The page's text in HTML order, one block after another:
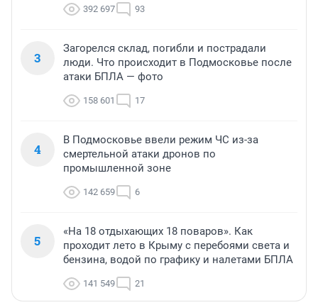
392 697 93
3
Загорелся склад, погибли и пострадали
люди. Что происходит в Подмосковье после
атаки БПЛА — фото
158 601 17
4
В Подмосковье ввели режим ЧС из-за
смертельной атаки дронов по
промышленной зоне
142 659 6
5
«На 18 отдыхающих 18 поваров». Как
проходит лето в Крыму с перебоями света и
бензина, водой по графику и налетами БПЛА
141 549 21